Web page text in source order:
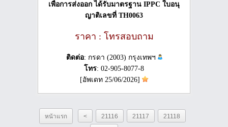
เพื่อการส่งออก ได้รับมาตรฐาน IPPC ใบอนุ
ญาติเลขที่ TH0063
ราคา : โทรสอบถาม
ติดต่อ: กรดา (2003) กรุงเทพฯ
โทร: 02-905-8077-8
[อัพเดท 25/06/2026]
หน้าแรก < 21116 21117 21118